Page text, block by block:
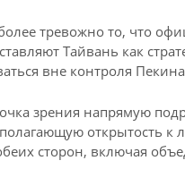
тревожно то, что
Тайвань как
вне контроля
зрения напрямую
открытость к
сторон, включая